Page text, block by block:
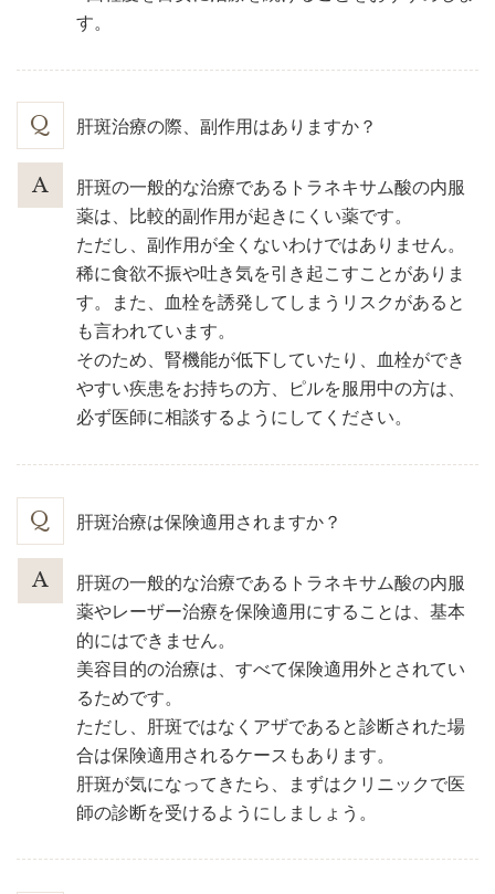
す。
肝斑治療の際、副作用はありますか？
肝斑の一般的な治療であるトラネキサム酸の内服
薬は、比較的副作用が起きにくい薬です。
ただし、副作用が全くないわけではありません。
稀に食欲不振や吐き気を引き起こすことがありま
す。また、血栓を誘発してしまうリスクがあると
も言われています。
そのため、腎機能が低下していたり、血栓ができ
やすい疾患をお持ちの方、ピルを服用中の方は、
必ず医師に相談するようにしてください。
肝斑治療は保険適用されますか？
肝斑の一般的な治療であるトラネキサム酸の内服
薬やレーザー治療を保険適用にすることは、基本
的にはできません。
美容目的の治療は、すべて保険適用外とされてい
るためです。
ただし、肝斑ではなくアザであると診断された場
合は保険適用されるケースもあります。
肝斑が気になってきたら、まずはクリニックで医
師の診断を受けるようにしましょう。